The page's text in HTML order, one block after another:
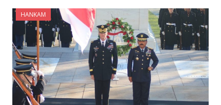
HANKAM